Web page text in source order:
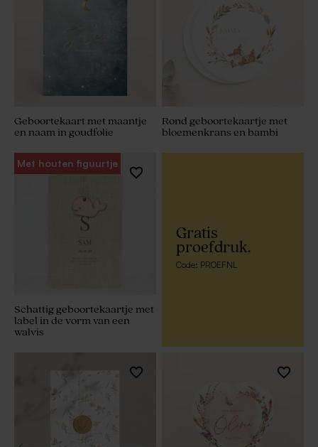
Gratis
proefdruk.
Code: PROEFNL
Geboortekaart met maantje
en naam in goudfolie
Rond geboortekaartje met
bloemenkrans en bambi
Met houten figuurtje
Schattig geboortekaartje met
label in de vorm van een
walvis